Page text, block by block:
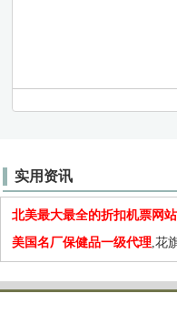
实用资讯
北美最大最全的折扣机票网站
美国名厂保健品一级代理,花